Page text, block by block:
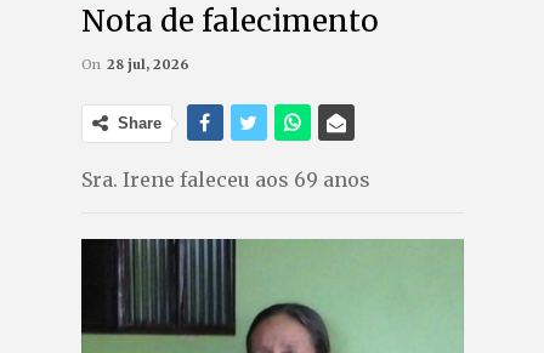
Nota de falecimento
On 28 jul, 2026
Share
Sra. Irene faleceu aos 69 anos